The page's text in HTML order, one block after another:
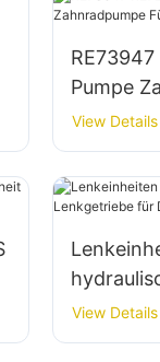
Pumpe
Deere
View Details
View Details